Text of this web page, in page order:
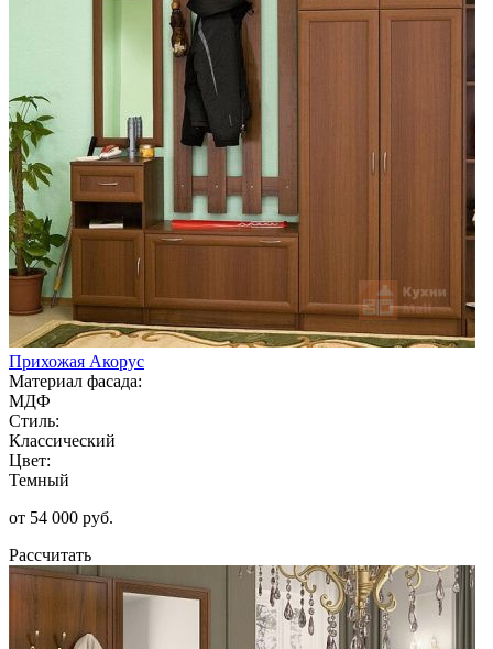
Прихожая Акорус
Материал фасада:
МДФ
Стиль:
Классический
Цвет:
Темный
от 54 000 руб.
Рассчитать